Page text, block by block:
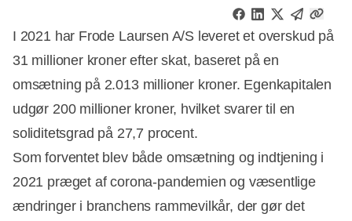
I 2021 har Frode Laursen A/S leveret et overskud på
31 millioner kroner efter skat, baseret på en
omsætning på 2.013 millioner kroner. Egenkapitalen
udgør 200 millioner kroner, hvilket svarer til en
soliditetsgrad på 27,7 procent.
Som forventet blev både omsætning og indtjening i
2021 præget af corona-pandemien og væsentlige
ændringer i branchens rammevilkår, der gør det